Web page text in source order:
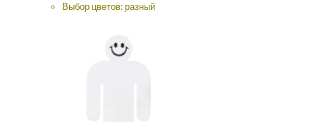
Выбор цветов: разный